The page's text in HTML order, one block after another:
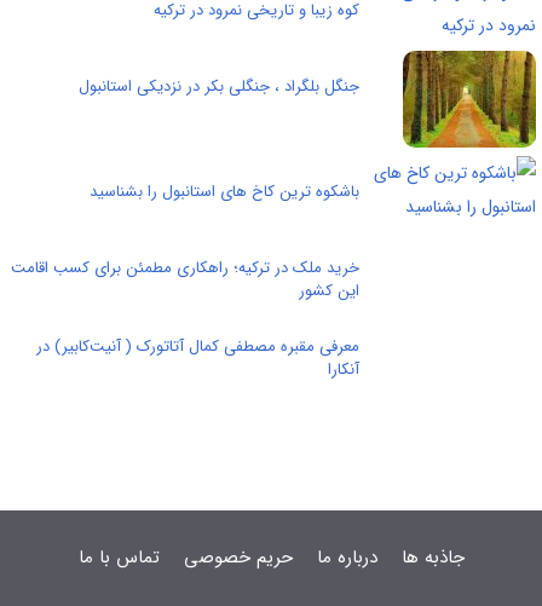
کوه زیبا و تاریخی نمرود در ترکیه
جنگل بلگراد ، جنگلی بکر در نزدیکی استانبول
باشکوه ترین کاخ های استانبول را بشناسید
خرید ملک در ترکیه؛ راهکاری مطمئن برای کسب اقامت
این کشور
معرفی مقبره مصطفی کمال آتاتورک ( آنیت‌کابیر) در
آنکارا
جاذبه ها درباره ما حریم خصوصی تماس با ما